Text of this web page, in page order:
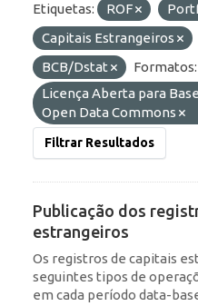
Etiquetas: ROF
Capitais Estrangeiros
BCB/Dstat
Formatos:
Licença Aberta para
Open Data Commons
Filtrar Resultados
Publicação dos
estrangeiros
Os registros de capitais
seguintes tipos de
em cada período data-